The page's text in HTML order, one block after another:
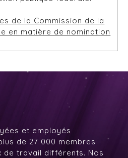
de la Commission de la
en matière de nomination
et employés
de 27 000 membres
de travail différents. Nos